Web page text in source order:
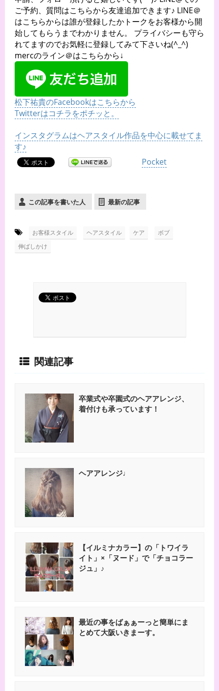
ご予約、質問はこちらから友達追加できます♪ LINE＠
はこちらからは誰が登録したかトークをお客様から開
始してもらうまでわかりません。 プライバシーも守ら
れてますのでお気軽に登録してみて下さいね(^_^)
mercのライン＠はこちらから↓
松下祐貴のFacebookはこちらから
Twitterはコチラをポチッと。
インスタグラムはヘアスタイル作品を中心に載せてま
す♪
Pocket
この記事を書いた人 最新の記事
お客様スタイル ヘアスタイル ケア ボブ
伸ばしかけ
関連記事
卒業式や卒園式のヘアアレンジ、
着付けも承っています！
ヘアアレンジ♩
【イルミナカラー】の「トワイラ
イト」×「ヌード」で「チョコラー
ジュ」♪
最近の事をばぁぁーっと簡単にま
とめて大阪いきまーす。